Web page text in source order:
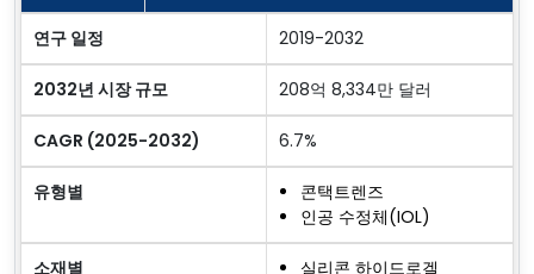
연구 일정 2019-2032
2032년 시장 규모 208억 8,334만 달러
CAGR (2025-2032) 6.7%
유형별
콘택트렌즈
인공 수정체(IOL)
소재별
실리콘 하이드로겔